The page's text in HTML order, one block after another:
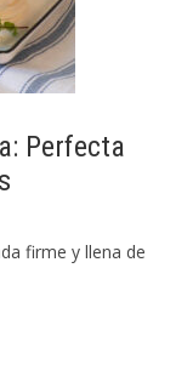
Perfecta
firme y llena de